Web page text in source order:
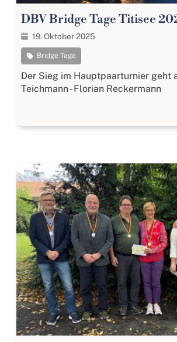
DBV Bridge Tage Titisee
19. Oktober 2025
Bridge Tage
Der Sieg im Hauptpaarturnier geht
Teichmann - Florian Reckermann